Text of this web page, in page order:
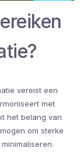
vereist een
met
het belang van
om sterke